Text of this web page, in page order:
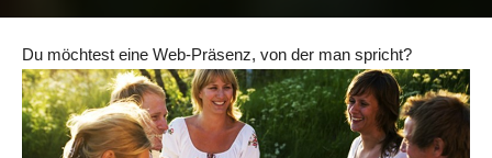
Du möchtest eine Web-Präsenz, von der man spricht?